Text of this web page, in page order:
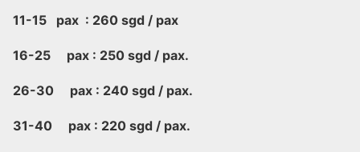
11-15 pax : 260 sgd / pax
16-25 pax : 250 sgd / pax.
26-30 pax : 240 sgd / pax.
31-40 pax : 220 sgd / pax.